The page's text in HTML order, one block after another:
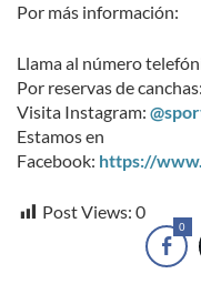
Por más información:
Llama al número
Por reservas de
Visita Instagram:
Estamos en
Facebook: https://
Post Views: 0
0